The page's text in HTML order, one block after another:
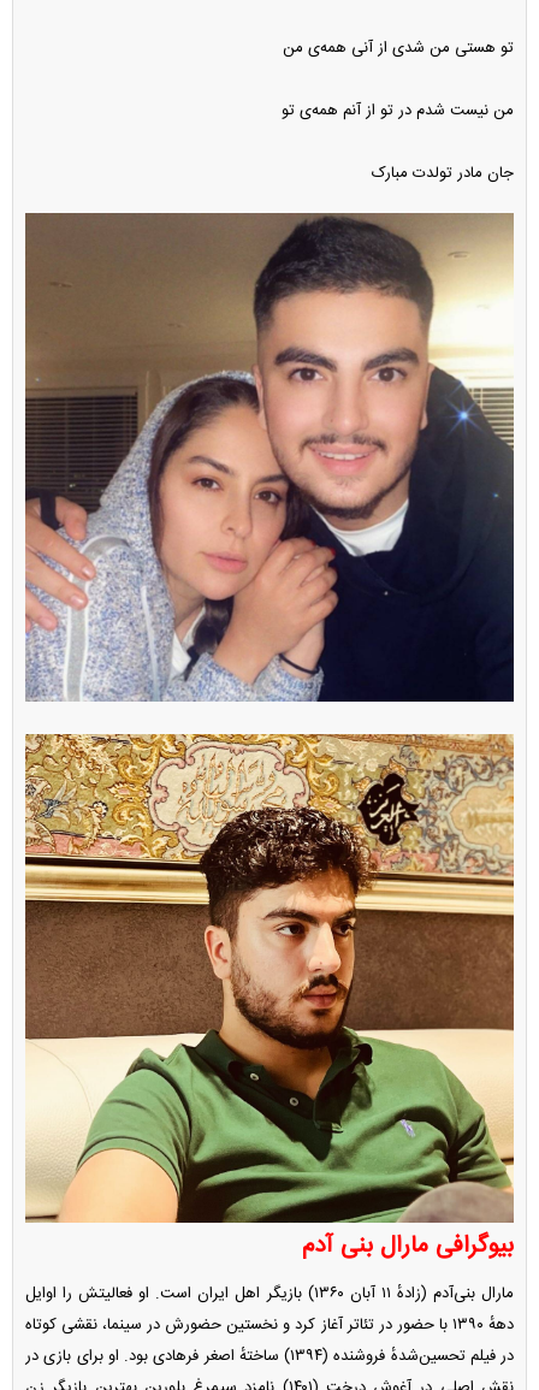
تو هستی من شدی از آنی همه‌ی من
من نیست شدم در تو از آنم همه‌ی تو
جان مادر تولدت مبارک
بیوگرافی مارال بنی آدم
مارال بنی‌آدم (زادهٔ ۱۱ آبان ۱۳۶۰) بازیگر اهل ایران است. او فعالیتش را اوایل
دههٔ ۱۳۹۰ با حضور در تئاتر آغاز کرد و نخستین حضورش در سینما، نقشی کوتاه
در فیلم تحسین‌شدهٔ فروشنده (۱۳۹۴) ساختهٔ اصغر فرهادی بود. او برای بازی در